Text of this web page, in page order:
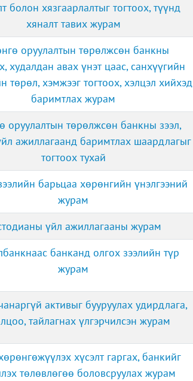
болон хязгаарлалтыг тогтоох, түүнд
хяналт тавих журам
оруулалтын төрөлжсөн банкны
худалдан авах үнэт цаас, санхүүгийн
төрөл, хэмжээг тогтоох, хэлцэл хийхэд
баримтлах журам
оруулалтын төрөлжсөн банкны зээл,
ажиллагаанд баримтлах шаардлагыг
тогтоох тухай
барьцаа хөрөнгийн үнэлгээний
журам
үйл ажиллагааны журам
банканд олгох зээлийн түр
журам
активыг бууруулах удирдлага,
тайлагнах үлгэрчилсэн журам
хүсэлт гаргах, банкийг
төлөвлөгөө боловсруулах журам